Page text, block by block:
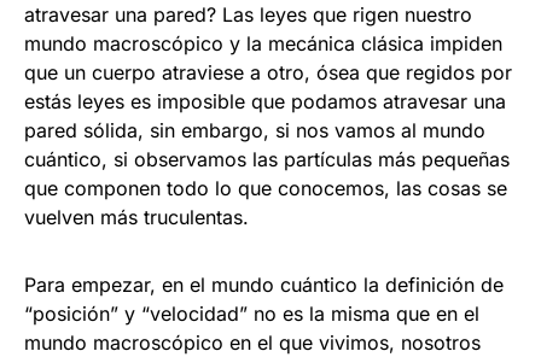
atravesar una pared? Las leyes que rigen nuestro
mundo macroscópico y la mecánica clásica impiden
que un cuerpo atraviese a otro, ósea que regidos por
estás leyes es imposible que podamos atravesar una
pared sólida, sin embargo, si nos vamos al mundo
cuántico, si observamos las partículas más pequeñas
que componen todo lo que conocemos, las cosas se
vuelven más truculentas.
Para empezar, en el mundo cuántico la definición de
“posición” y “velocidad” no es la misma que en el
mundo macroscópico en el que vivimos, nosotros